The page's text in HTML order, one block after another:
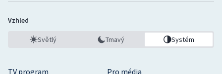
TV program Pro média
Vzhled
Světlý Tmavý Systém